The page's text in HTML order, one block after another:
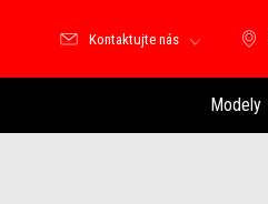
Kontaktujte nás
Modely